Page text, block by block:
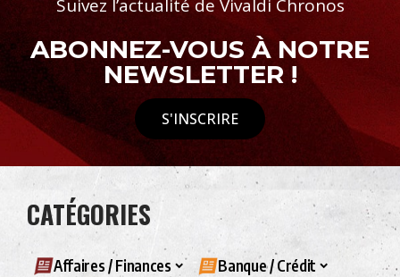
Suivez l’actualité de Vivaldi Chronos
ABONNEZ-VOUS À NOTRE
NEWSLETTER !
S'INSCRIRE
CATÉGORIES
Affaires / Finances Banque / Crédit